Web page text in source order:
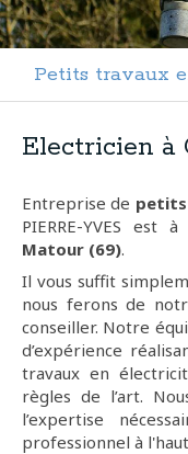
Petits travaux
Electricien à
Entreprise de
PIERRE-YVES
Matour (69).
Il vous suffit
nous ferons de
conseiller. Notre
d’expérience
travaux en
règles de l’art.
l’expertise
professionnel à